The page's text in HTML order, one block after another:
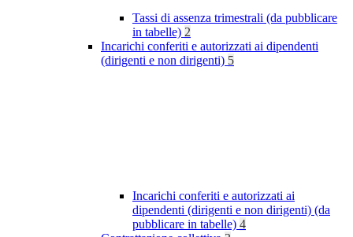
Tassi di assenza trimestrali (da pubblicare
in tabelle) 2
Incarichi conferiti e autorizzati ai dipendenti
(dirigenti e non dirigenti) 5
Incarichi conferiti e autorizzati ai
dipendenti (dirigenti e non dirigenti) (da
pubblicare in tabelle) 4